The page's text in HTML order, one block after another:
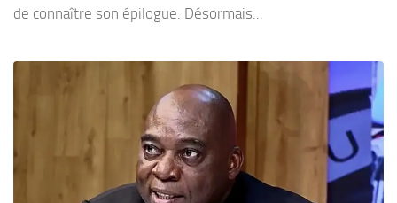
de connaître son épilogue. Désormais...